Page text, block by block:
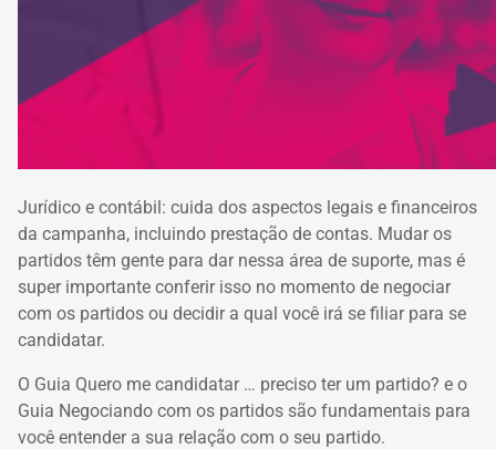
Jurídico e contábil: cuida dos aspectos legais e financeiros
da campanha, incluindo prestação de contas. Mudar os
partidos têm gente para dar nessa área de suporte, mas é
super importante conferir isso no momento de negociar
com os partidos ou decidir a qual você irá se filiar para se
candidatar.
O Guia Quero me candidatar … preciso ter um partido? e o
Guia Negociando com os partidos são fundamentais para
você entender a sua relação com o seu partido.